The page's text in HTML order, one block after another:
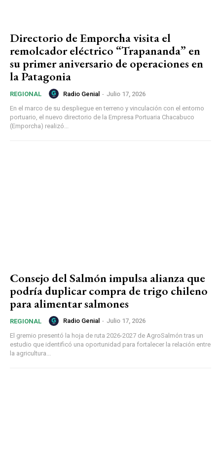
Directorio de Emporcha visita el
remolcador eléctrico “Trapananda” en
su primer aniversario de operaciones en
la Patagonia
REGIONAL Radio Genial - Julio 17, 2026
En el marco de su despliegue en terreno y vinculación con el entorno
portuario, el nuevo directorio de la Empresa Portuaria Chacabuco
(Emporcha) realizó...
Consejo del Salmón impulsa alianza que
podría duplicar compra de trigo chileno
para alimentar salmones
REGIONAL Radio Genial - Julio 17, 2026
El gremio presentó la hoja de ruta 2026-2027 de AgroSalmón tras un
estudio que identificó una oportunidad para fortalecer la relación entre
la agricultura...